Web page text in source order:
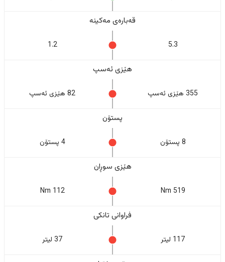
قەبارەی مەکینە
5.3
1.2
هێزی ئەسپ
355 هێزی ئەسپ 82 هێزی ئەسپ
پستۆن
8 پستۆن 4 پستۆن
هێزی سوڕان
519 Nm
112 Nm
فراوانی تانکی
117 لیتر 37 لیتر